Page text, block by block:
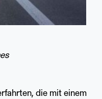
die mit einem